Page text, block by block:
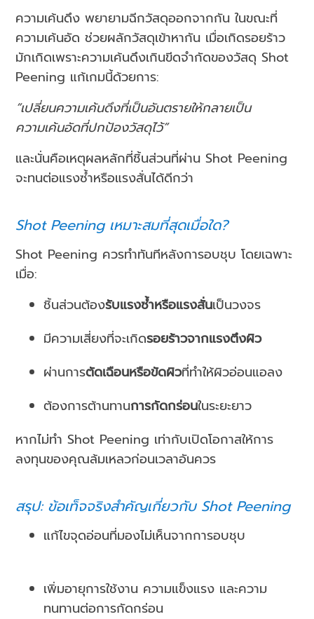
ความเค้นดึง พยายามฉีกวัสดุออกจากกัน ในขณะที่
ความเค้นอัด ช่วยผลักวัสดุเข้าหากัน เมื่อเกิดรอยร้าว
มักเกิดเพราะความเค้นดึงเกินขีดจำกัดของวัสดุ Shot
Peening แก้เกมนี้ด้วยการ:
“เปลี่ยนความเค้นดึงที่เป็นอันตรายให้กลายเป็น
ความเค้นอัดที่ปกป้องวัสดุไว้”
และนั่นคือเหตุผลหลักที่ชิ้นส่วนที่ผ่าน Shot Peening
จะทนต่อแรงซ้ำหรือแรงสั่นได้ดีกว่า
Shot Peening เหมาะสมที่สุดเมื่อใด?
Shot Peening ควรทำทันทีหลังการอบชุบ โดยเฉพาะ
เมื่อ:
ชิ้นส่วนต้องรับแรงซ้ำหรือแรงสั่นเป็นวงจร
มีความเสี่ยงที่จะเกิดรอยร้าวจากแรงตึงผิว
ผ่านการตัดเฉือนหรือขัดผิวที่ทำให้ผิวอ่อนแอลง
ต้องการต้านทานการกัดกร่อนในระยะยาว
หากไม่ทำ Shot Peening เท่ากับเปิดโอกาสให้การ
ลงทุนของคุณล้มเหลวก่อนเวลาอันควร
สรุป: ข้อเท็จจริงสำคัญเกี่ยวกับ Shot Peening
แก้ไขจุดอ่อนที่มองไม่เห็นจากการอบชุบ
เพิ่มอายุการใช้งาน ความแข็งแรง และความ
ทนทานต่อการกัดกร่อน